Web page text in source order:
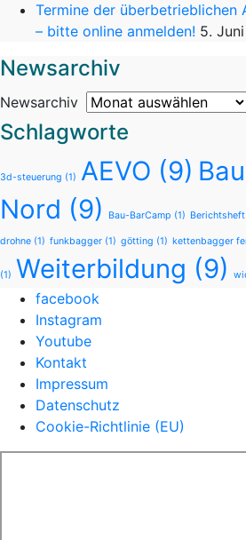
Termine der
– bitte online anmelden! 5.
Newsarchiv
Newsarchiv
Schlagworte
3d-steuerung (1) AEVO (9)
Nord (9) Bau-BarCamp (1)
drohne (1) funkbagger (1) götting (1) kettenbagger
(1) Weiterbildung (9)
facebook
Instagram
Youtube
Kontakt
Impressum
Datenschutz
Cookie-Richtlinie (EU)